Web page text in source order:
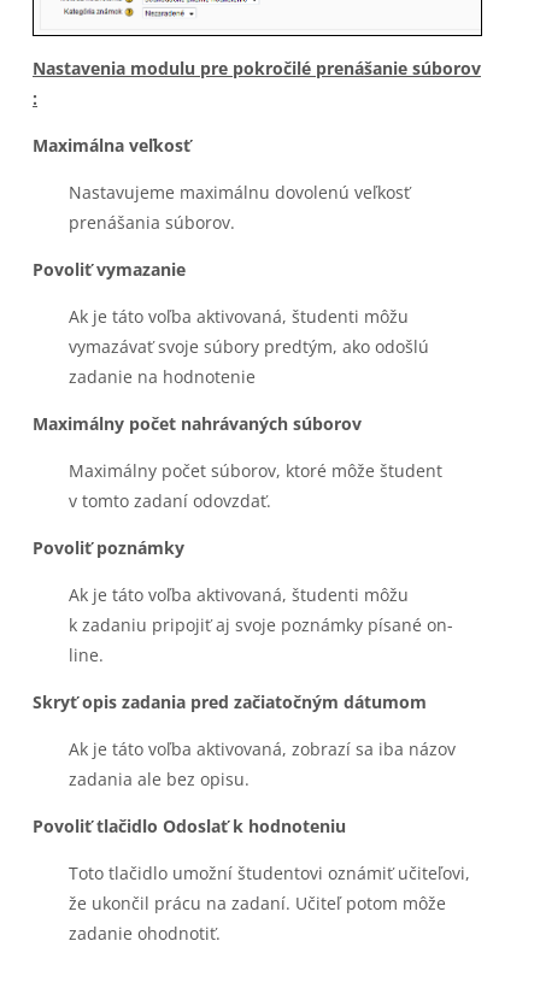
Nastavenia modulu pre pokročilé prenášanie súborov
:
Maximálna veľkosť
Nastavujeme maximálnu dovolenú veľkosť
prenášania súborov.
Povoliť vymazanie
Ak je táto voľba aktivovaná, študenti môžu
vymazávať svoje súbory predtým, ako odošlú
zadanie na hodnotenie
Maximálny počet nahrávaných súborov
Maximálny počet súborov, ktoré môže študent
v tomto zadaní odovzdať.
Povoliť poznámky
Ak je táto voľba aktivovaná, študenti môžu
k zadaniu pripojiť aj svoje poznámky písané on-
line.
Skryť opis zadania pred začiatočným dátumom
Ak je táto voľba aktivovaná, zobrazí sa iba názov
zadania ale bez opisu.
Povoliť tlačidlo Odoslať k hodnoteniu
Toto tlačidlo umožní študentovi oznámiť učiteľovi,
že ukončil prácu na zadaní. Učiteľ potom môže
zadanie ohodnotiť.